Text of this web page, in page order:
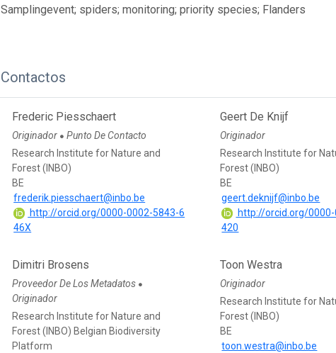
Samplingevent; spiders; monitoring; priority species; Flanders
Contactos
Frederic Piesschaert
Originador ● Punto De Contacto
Research Institute for Nature and
Forest (INBO)
BE
frederik.piesschaert@inbo.be
http://orcid.org/0000-0002-5843-6
46X
Geert De Knijf
Originador
Research Institute for
Forest (INBO)
BE
geert.deknijf@inbo.be
http://orcid.org/0000-
420
Dimitri Brosens
Proveedor De Los Metadatos ●
Originador
Research Institute for Nature and
Forest (INBO) Belgian Biodiversity
Platform
Toon Westra
Originador
Research Institute for
Forest (INBO)
BE
toon.westra@inbo.be